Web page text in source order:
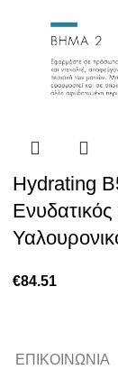
Hydrating
€84.51
ΕΠΙΚΟΙΝΩΝΙΑ